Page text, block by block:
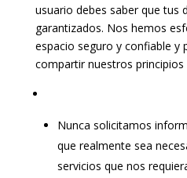
usuario debes saber que tus
garantizados. Nos hemos
espacio seguro y confiable y
compartir nuestros
Nunca solicitamos
que realmente sea
servicios que nos